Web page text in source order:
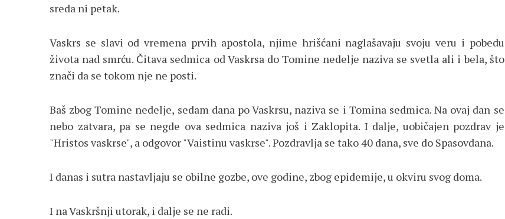
sreda ni petak.
Vaskrs se slavi od vremena prvih apostola, njime hrišćani naglašavaju svoju veru i pobedu
života nad smrću. Čitava sedmica od Vaskrsa do Tomine nedelje naziva se svetla ali i bela, što
znači da se tokom nje ne posti.
Baš zbog Tomine nedelje, sedam dana po Vaskrsu, naziva se i Tomina sedmica. Na ovaj dan se
nebo zatvara, pa se negde ova sedmica naziva još i Zaklopita. I dalje, uobičajen pozdrav je
"Hristos vaskrse", a odgovor "Vaistinu vaskrse". Pozdravlja se tako 40 dana, sve do Spasovdana.
I danas i sutra nastavljaju se obilne gozbe, ove godine, zbog epidemije, u okviru svog doma.
I na Vaskršnji utorak, i dalje se ne radi.